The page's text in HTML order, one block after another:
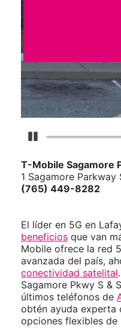
Detener carrusel
T-Mobile Sagamore
1 Sagamore Parkway
(765) 449-8282
El líder en 5G en
beneficios que van
Mobile ofrece la red
avanzada del país,
conectividad satelital
Sagamore Pkwy S &
últimos teléfonos de
obtén ayuda experta
opciones flexibles de